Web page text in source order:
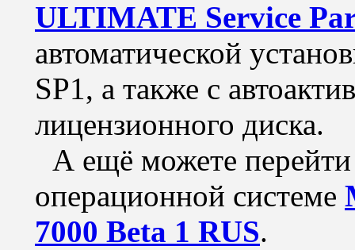
ULTIMATE Service
автоматической
SP1, а также с
лицензионного диска.
А ещё можете перейти
операционной системе
7000 Beta 1 RUS.